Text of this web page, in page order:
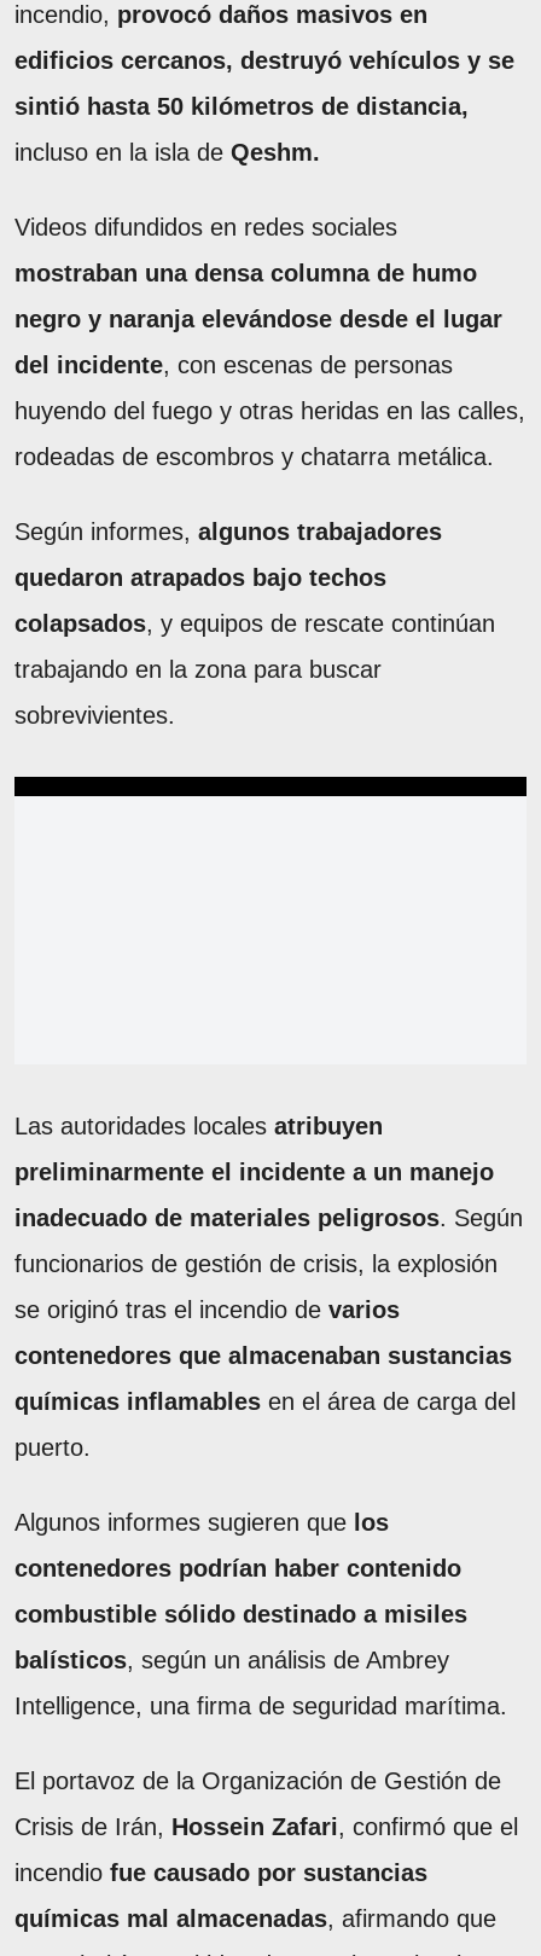
incendio, provocó daños masivos en
edificios cercanos, destruyó vehículos y se
sintió hasta 50 kilómetros de distancia,
incluso en la isla de Qeshm.
Videos difundidos en redes sociales
mostraban una densa columna de humo
negro y naranja elevándose desde el lugar
del incidente, con escenas de personas
huyendo del fuego y otras heridas en las calles,
rodeadas de escombros y chatarra metálica.
Según informes, algunos trabajadores
quedaron atrapados bajo techos
colapsados, y equipos de rescate continúan
trabajando en la zona para buscar
sobrevivientes.
Las autoridades locales atribuyen
preliminarmente el incidente a un manejo
inadecuado de materiales peligrosos. Según
funcionarios de gestión de crisis, la explosión
se originó tras el incendio de varios
contenedores que almacenaban sustancias
químicas inflamables en el área de carga del
puerto.
Algunos informes sugieren que los
contenedores podrían haber contenido
combustible sólido destinado a misiles
balísticos, según un análisis de Ambrey
Intelligence, una firma de seguridad marítima.
El portavoz de la Organización de Gestión de
Crisis de Irán, Hossein Zafari, confirmó que el
incendio fue causado por sustancias
químicas mal almacenadas, afirmando que